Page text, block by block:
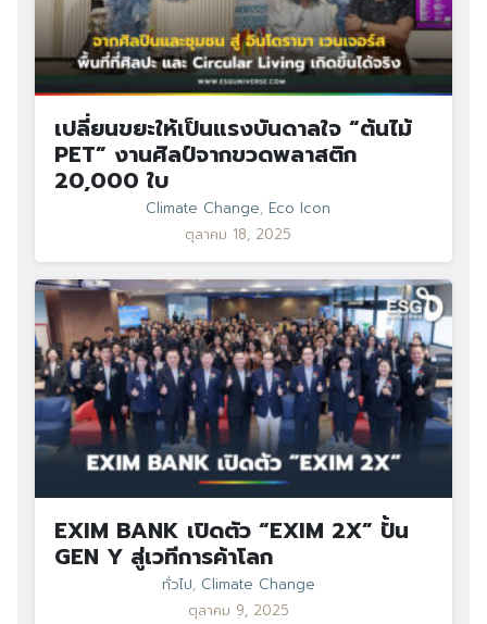
เปลี่ยนขยะให้เป็นแรงบันดาลใจ “ต้นไม้
PET” งานศิลป์จากขวดพลาสติก
20,000 ใบ
Climate Change, Eco Icon
ตุลาคม 18, 2025
EXIM BANK เปิดตัว “EXIM 2X” ปั้น
GEN Y สู่เวทีการค้าโลก
ทั่วไป, Climate Change
ตุลาคม 9, 2025